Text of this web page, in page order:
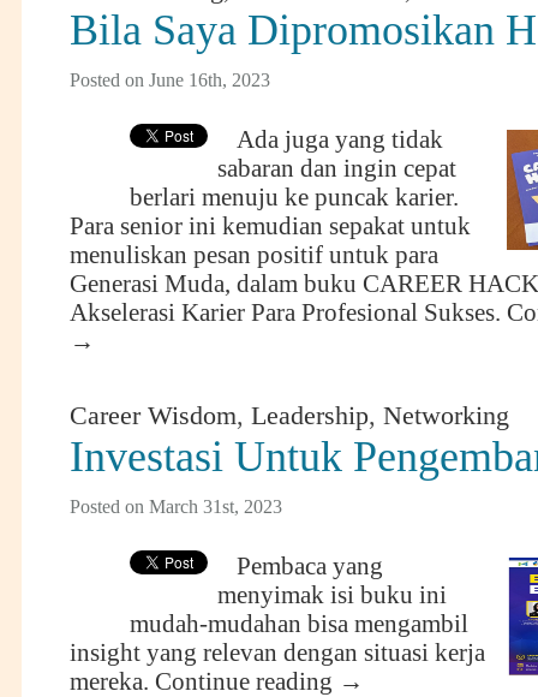
Bila Saya Dipromosikan
Posted on June 16th, 2023
Ada juga yang tidak
sabaran dan ingin cepat
berlari menuju ke puncak karier.
Para senior ini kemudian sepakat untuk
menuliskan pesan positif untuk para
Generasi Muda, dalam buku CAREER
Akselerasi Karier Para Profesional Sukses.
→
Career Wisdom, Leadership, Networking
Investasi Untuk
Posted on March 31st, 2023
Pembaca yang
menyimak isi buku ini
mudah-mudahan bisa mengambil
insight yang relevan dengan situasi kerja
mereka. Continue reading →